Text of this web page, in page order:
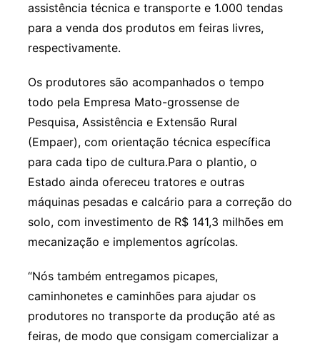
assistência técnica e transporte e 1.000 tendas
para a venda dos produtos em feiras livres,
respectivamente.
Os produtores são acompanhados o tempo
todo pela Empresa Mato-grossense de
Pesquisa, Assistência e Extensão Rural
(Empaer), com orientação técnica específica
para cada tipo de cultura.Para o plantio, o
Estado ainda ofereceu tratores e outras
máquinas pesadas e calcário para a correção do
solo, com investimento de R$ 141,3 milhões em
mecanização e implementos agrícolas.
“Nós também entregamos picapes,
caminhonetes e caminhões para ajudar os
produtores no transporte da produção até as
feiras, de modo que consigam comercializar a